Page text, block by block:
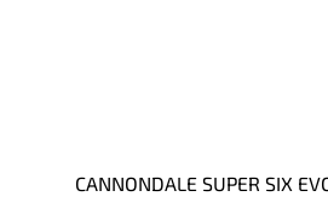
CANNONDALE SUPER SIX